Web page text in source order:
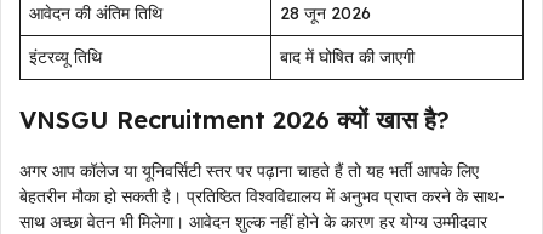
आवेदन की अंतिम तिथि
28 जून 2026
इंटरव्यू तिथि
बाद में घोषित की जाएगी
VNSGU Recruitment 2026 क्यों खास है?
अगर आप कॉलेज या यूनिवर्सिटी स्तर पर पढ़ाना चाहते हैं तो यह भर्ती आपके लिए
बेहतरीन मौका हो सकती है। प्रतिष्ठित विश्वविद्यालय में अनुभव प्राप्त करने के साथ-
साथ अच्छा वेतन भी मिलेगा। आवेदन शुल्क नहीं होने के कारण हर योग्य उम्मीदवार